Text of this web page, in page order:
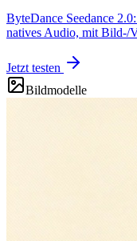
ByteDance Seedance
natives Audio, mit Bild-/
Jetzt testen
Bildmodelle